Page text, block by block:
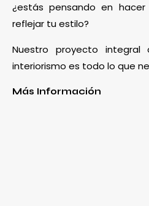
¿estás pensando en
reflejar tu estilo?
Nuestro proyecto
interiorismo es todo lo que
Más Información